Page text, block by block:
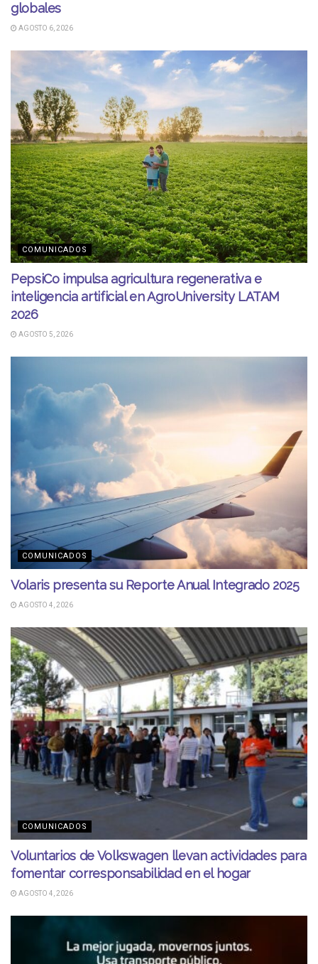
globales
AGOSTO 6, 2026
COMUNICADOS
PepsiCo impulsa agricultura regenerativa e
inteligencia artificial en AgroUniversity LATAM
2026
AGOSTO 5, 2026
COMUNICADOS
Volaris presenta su Reporte Anual Integrado 2025
AGOSTO 4, 2026
COMUNICADOS
Voluntarios de Volkswagen llevan actividades para
fomentar corresponsabilidad en el hogar
AGOSTO 4, 2026